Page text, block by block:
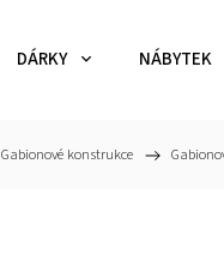
DÁRKY NÁBYTEK
Gabionové konstrukce /